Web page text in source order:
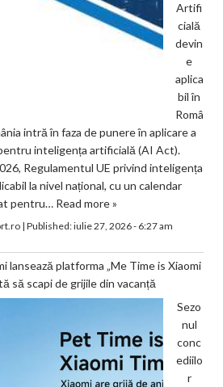
Artifi
cială
devin
e
aplica
bil în
Româ
intră în faza de punere în aplicare a
inteligența artificială (AI Act).
Regulamentul UE privind inteligența
la nivel național, cu un calendar
pentru… Read more »
| Published:iulie 27, 2026 - 6:27 am
lansează platforma „Me Time is Xiaomi
să scapi de grijile din vacanță
Sezo
nul
conc
ediilo
r